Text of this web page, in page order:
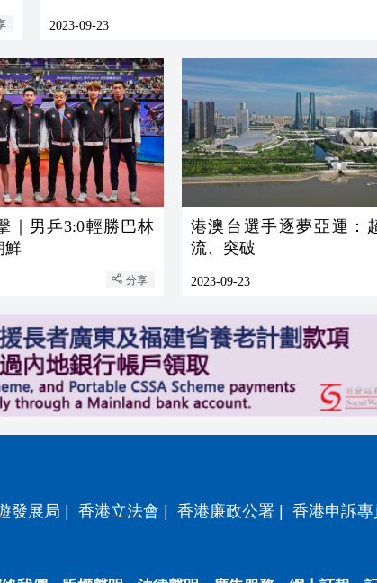
2023-09-23
｜男乒3:0輕勝巴林
鮮
分享
港澳台選手逐夢亞運：
流、突破
2023-09-23
發展局 | 香港立法會 | 香港廉政公署 | 香港申訴